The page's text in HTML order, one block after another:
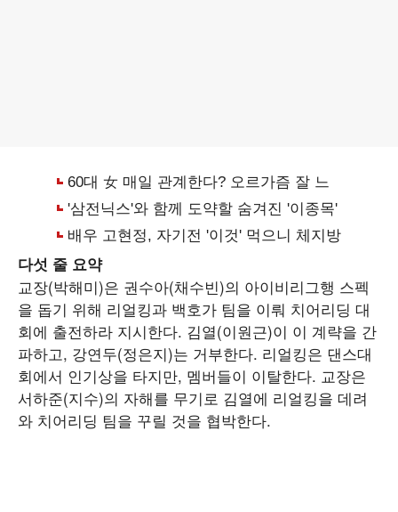
다섯 줄 요약
교장(박해미)은 권수아(채수빈)의 아이비리그행 스펙
을 돕기 위해 리얼킹과 백호가 팀을 이뤄 치어리딩 대
회에 출전하라 지시한다. 김열(이원근)이 이 계략을 간
파하고, 강연두(정은지)는 거부한다. 리얼킹은 댄스대
회에서 인기상을 타지만, 멤버들이 이탈한다. 교장은
서하준(지수)의 자해를 무기로 김열에 리얼킹을 데려
와 치어리딩 팀을 꾸릴 것을 협박한다.